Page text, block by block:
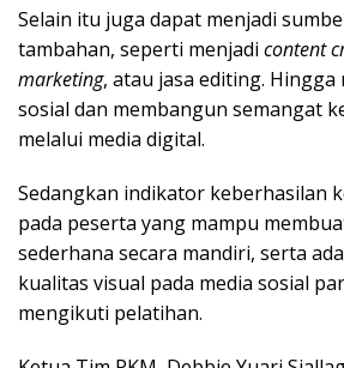
Selain itu juga dapat menjadi
tambahan, seperti menjadi content
marketing, atau jasa editing.
sosial dan membangun semangat
melalui media digital.
Sedangkan indikator keberhasilan
pada peserta yang mampu
sederhana secara mandiri, serta
kualitas visual pada media sosial
mengikuti pelatihan.